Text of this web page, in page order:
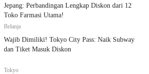
Jepang: Perbandingan Lengkap Diskon dari 12
Toko Farmasi Utama!
Belanja
Wajib Dimiliki! Tokyo City Pass: Naik Subway
dan Tiket Masuk Diskon
Tokyo